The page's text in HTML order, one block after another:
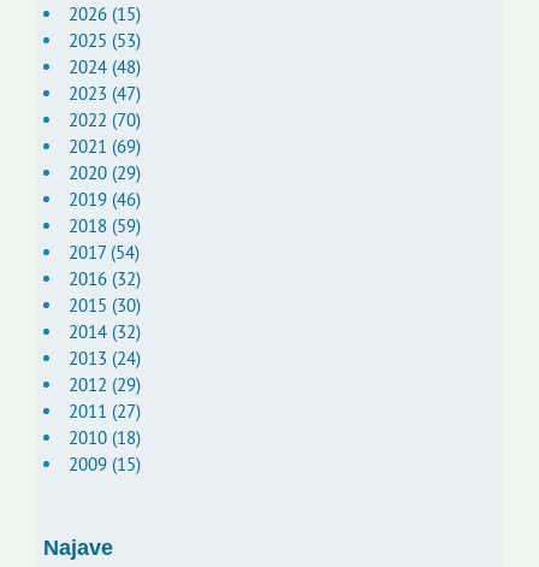
2026 (15)
2025 (53)
2024 (48)
2023 (47)
2022 (70)
2021 (69)
2020 (29)
2019 (46)
2018 (59)
2017 (54)
2016 (32)
2015 (30)
2014 (32)
2013 (24)
2012 (29)
2011 (27)
2010 (18)
2009 (15)
Najave